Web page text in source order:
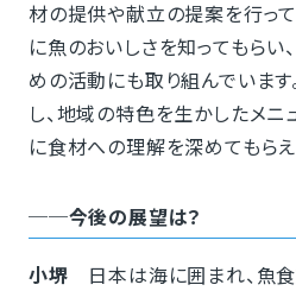
材の提供や献立の提案を行って
に魚のおいしさを知ってもら
めの活動にも取り組んでいます
し、地域の特色を生かしたメニ
に食材への理解を深めてもらえ
──今後の展望は？
小堺 日本は海に囲まれ、魚